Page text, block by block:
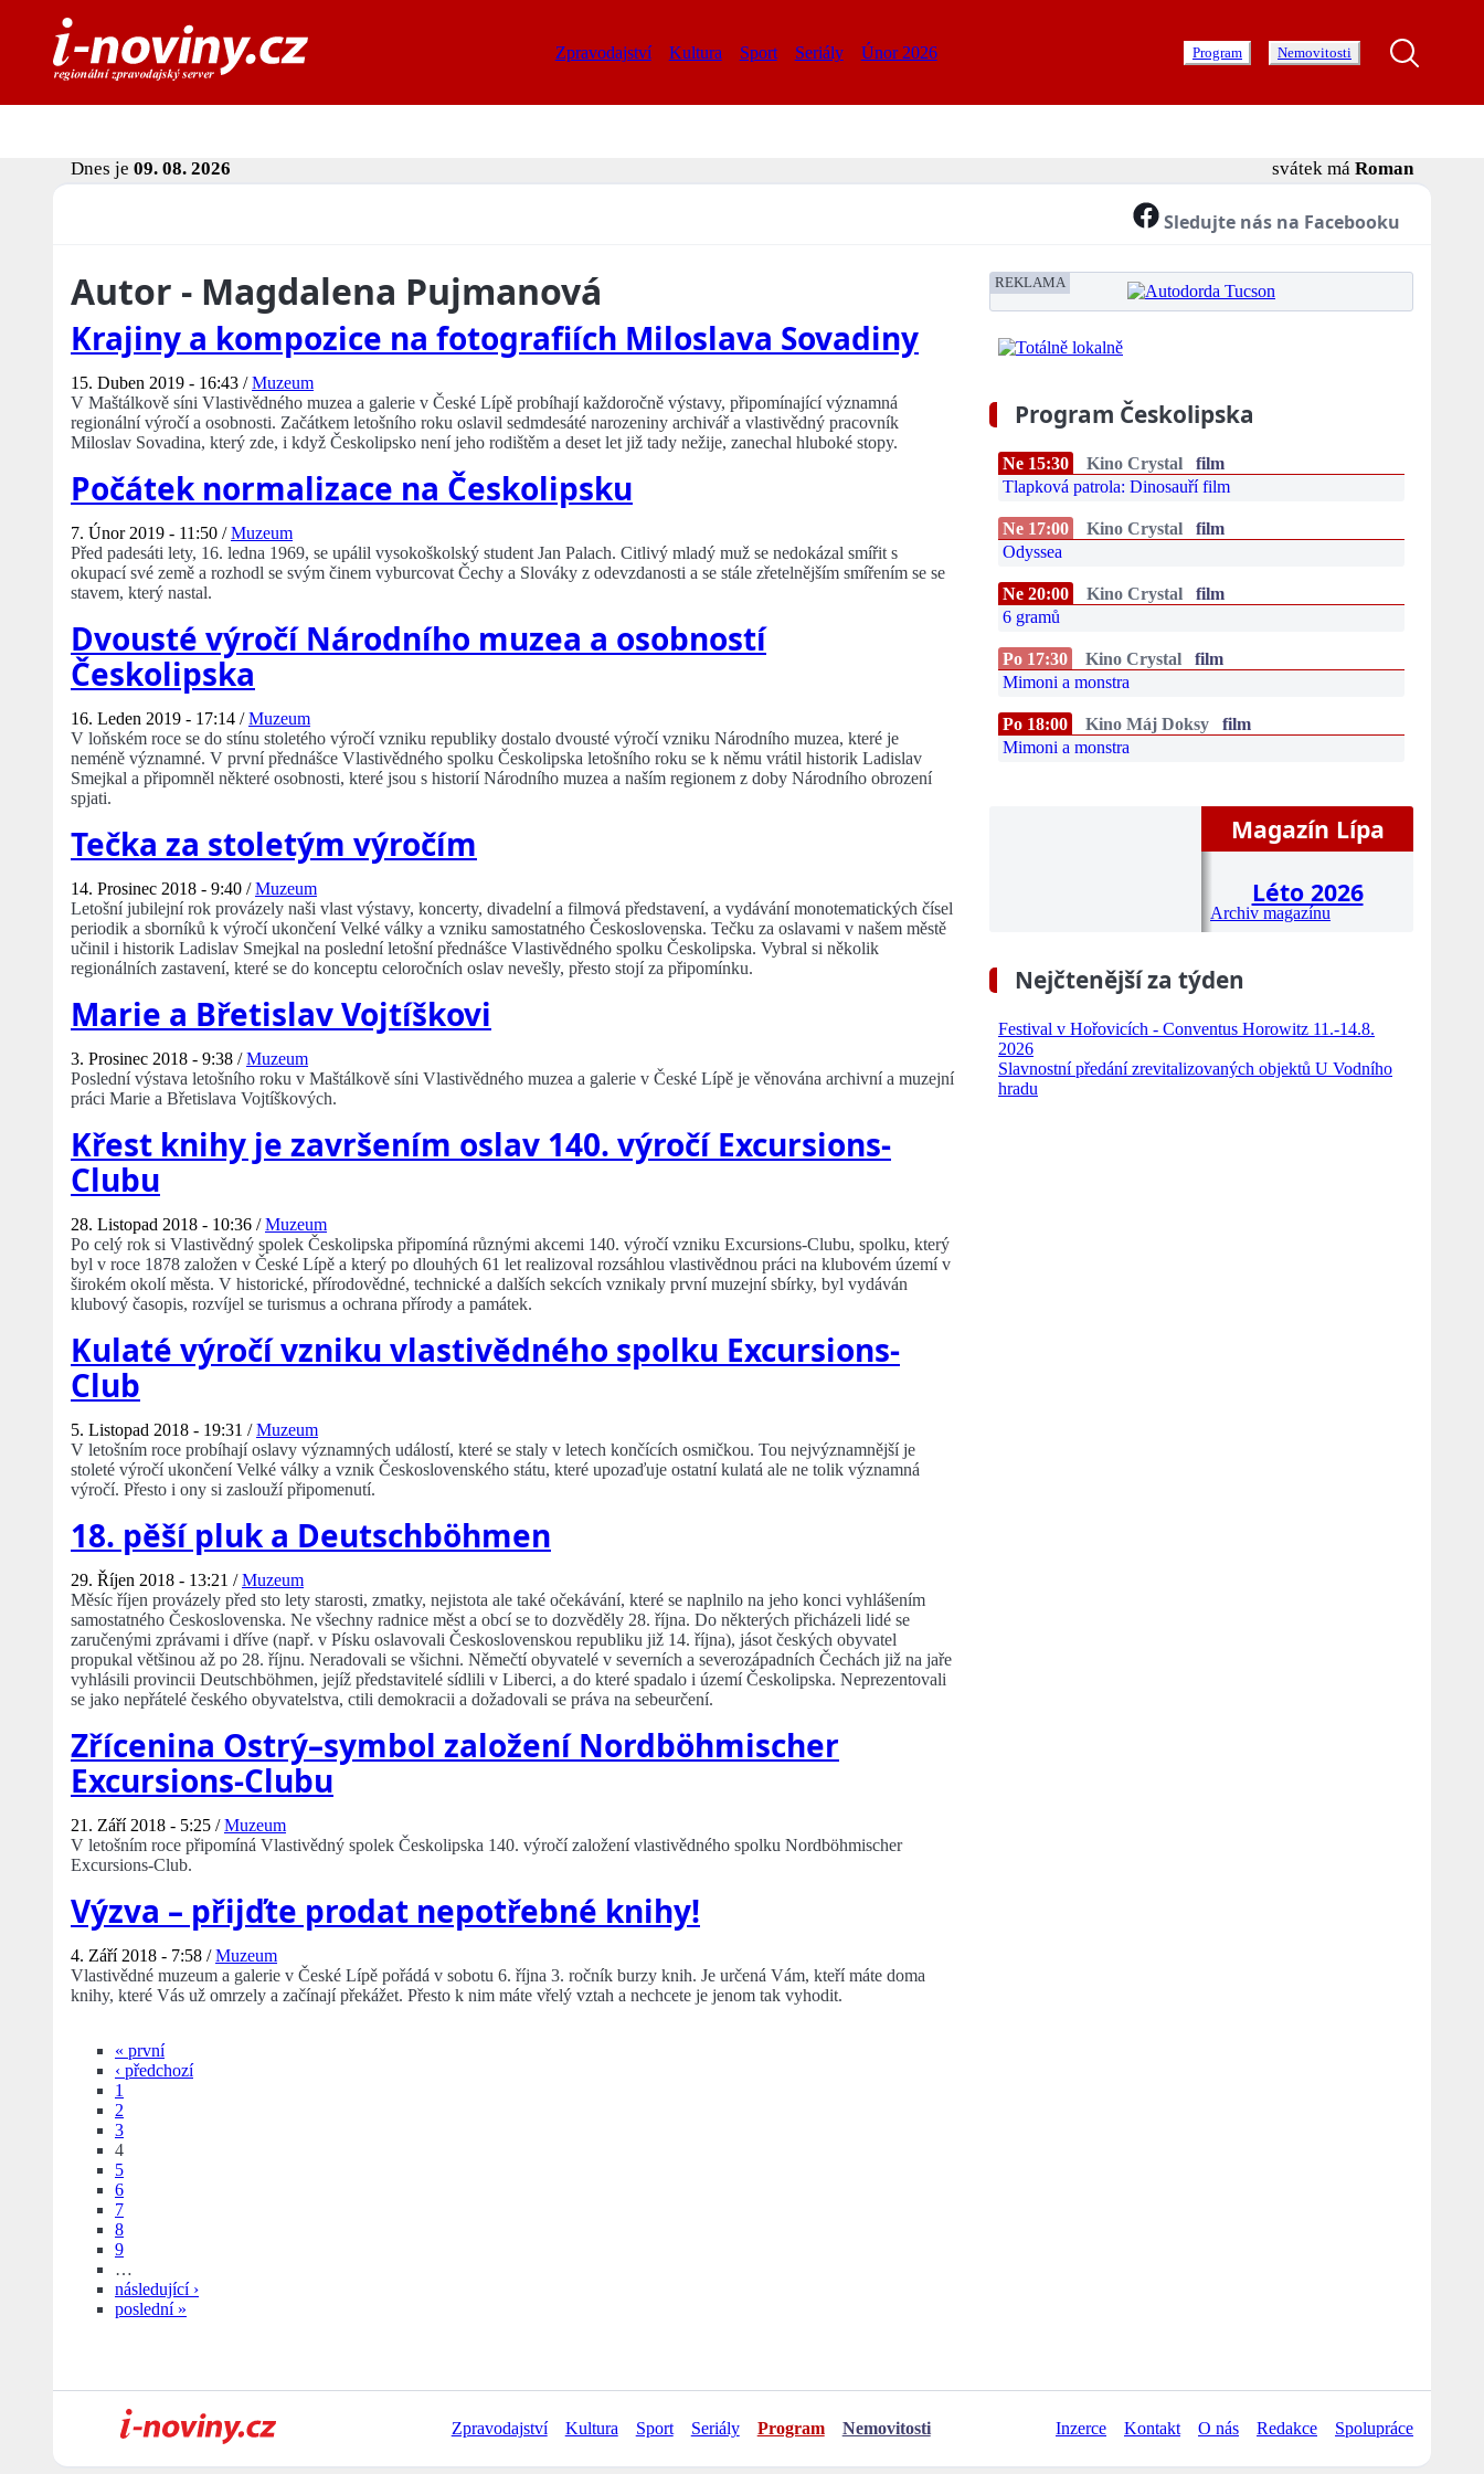
Zpravodajství Kultura Sport Seriály Únor 2026 Program Nemovitosti
Dnes je 09. 08. 2026 svátek má Roman
Sledujte nás na Facebooku
Autor - Magdalena Pujmanová
Krajiny a kompozice na fotografiích Miloslava Sovadiny
15. Duben 2019 - 16:43 /Muzeum
V Maštálkově síni Vlastivědného muzea a galerie v České Lípě probíhají každoročně výstavy, připomínající významná
regionální výročí a osobnosti. Začátkem letošního roku oslavil sedmdesáté narozeniny archivář a vlastivědný pracovník
Miloslav Sovadina, který zde, i když Českolipsko není jeho rodištěm a deset let již tady nežije, zanechal hluboké stopy.
Počátek normalizace na Českolipsku
7. Únor 2019 - 11:50 /Muzeum
Před padesáti lety, 16. ledna 1969, se upálil vysokoškolský student Jan Palach. Citlivý mladý muž se nedokázal smířit s
okupací své země a rozhodl se svým činem vyburcovat Čechy a Slováky z odevzdanosti a se stále zřetelnějším smířením se se
stavem, který nastal.
Dvousté výročí Národního muzea a osobností
Českolipska
16. Leden 2019 - 17:14 /Muzeum
V loňském roce se do stínu stoletého výročí vzniku republiky dostalo dvousté výročí vzniku Národního muzea, které je
neméně významné. V první přednášce Vlastivědného spolku Českolipska letošního roku se k němu vrátil historik Ladislav
Smejkal a připomněl některé osobnosti, které jsou s historií Národního muzea a naším regionem z doby Národního obrození
spjati.
Tečka za stoletým výročím
14. Prosinec 2018 - 9:40 /Muzeum
Letošní jubilejní rok provázely naši vlast výstavy, koncerty, divadelní a filmová představení, a vydávání monotematických čísel
periodik a sborníků k výročí ukončení Velké války a vzniku samostatného Československa. Tečku za oslavami v našem městě
učinil i historik Ladislav Smejkal na poslední letošní přednášce Vlastivědného spolku Českolipska. Vybral si několik
regionálních zastavení, které se do konceptu celoročních oslav nevešly, přesto stojí za připomínku.
Marie a Břetislav Vojtíškovi
3. Prosinec 2018 - 9:38 /Muzeum
Poslední výstava letošního roku v Maštálkově síni Vlastivědného muzea a galerie v České Lípě je věnována archivní a muzejní
práci Marie a Břetislava Vojtíškových.
Křest knihy je završením oslav 140. výročí Excursions-
Clubu
28. Listopad 2018 - 10:36 /Muzeum
Po celý rok si Vlastivědný spolek Českolipska připomíná různými akcemi 140. výročí vzniku Excursions-Clubu, spolku, který
byl v roce 1878 založen v České Lípě a který po dlouhých 61 let realizoval rozsáhlou vlastivědnou práci na klubovém území v
širokém okolí města. V historické, přírodovědné, technické a dalších sekcích vznikaly první muzejní sbírky, byl vydáván
klubový časopis, rozvíjel se turismus a ochrana přírody a památek.
Kulaté výročí vzniku vlastivědného spolku Excursions-
Club
5. Listopad 2018 - 19:31 /Muzeum
V letošním roce probíhají oslavy významných událostí, které se staly v letech končících osmičkou. Tou nejvýznamnější je
stoleté výročí ukončení Velké války a vznik Československého státu, které upozaďuje ostatní kulatá ale ne tolik významná
výročí. Přesto i ony si zaslouží připomenutí.
18. pěší pluk a Deutschböhmen
29. Říjen 2018 - 13:21 /Muzeum
Měsíc říjen provázely před sto lety starosti, zmatky, nejistota ale také očekávání, které se naplnilo na jeho konci vyhlášením
samostatného Československa. Ne všechny radnice měst a obcí se to dozvěděly 28. října. Do některých přicházeli lidé se
zaručenými zprávami i dříve (např. v Písku oslavovali Československou republiku již 14. října), jásot českých obyvatel
propukal většinou až po 28. říjnu. Neradovali se všichni. Němečtí obyvatelé v severních a severozápadních Čechách již na jaře
vyhlásili provincii Deutschböhmen, jejíž představitelé sídlili v Liberci, a do které spadalo i území Českolipska. Neprezentovali
se jako nepřátelé českého obyvatelstva, ctili demokracii a dožadovali se práva na sebeurčení.
Zřícenina Ostrý–symbol založení Nordböhmischer
Excursions-Clubu
21. Září 2018 - 5:25 /Muzeum
V letošním roce připomíná Vlastivědný spolek Českolipska 140. výročí založení vlastivědného spolku Nordböhmischer
Excursions-Club.
Výzva – přijďte prodat nepotřebné knihy!
4. Září 2018 - 7:58 /Muzeum
Vlastivědné muzeum a galerie v České Lípě pořádá v sobotu 6. října 3. ročník burzy knih. Je určená Vám, kteří máte doma
knihy, které Vás už omrzely a začínají překážet. Přesto k nim máte vřelý vztah a nechcete je jenom tak vyhodit.
« první
‹ předchozí
1
2
3
4
5
6
7
8
9
…
následující ›
poslední »
REKLAMA
Program Českolipska
Ne 15:30 Kino Crystal
film
Tlapková patrola: Dinosauří film
Ne 17:00 Kino Crystal
film
Odyssea
Ne 20:00 Kino Crystal
film
6 gramů
Po 17:30 Kino Crystal
film
Mimoni a monstra
Po 18:00 Kino Máj Doksy
film
Mimoni a monstra
Magazín Lípa
Léto 2026
Archiv magazínu
Nejčtenější za týden
Festival v Hořovicích - Conventus Horowitz 11.-14.8.
2026
Slavnostní předání zrevitalizovaných objektů U Vodního
hradu
Zpravodajství Kultura Sport Seriály Program Nemovitosti Inzerce Kontakt O nás Redakce Spolupráce